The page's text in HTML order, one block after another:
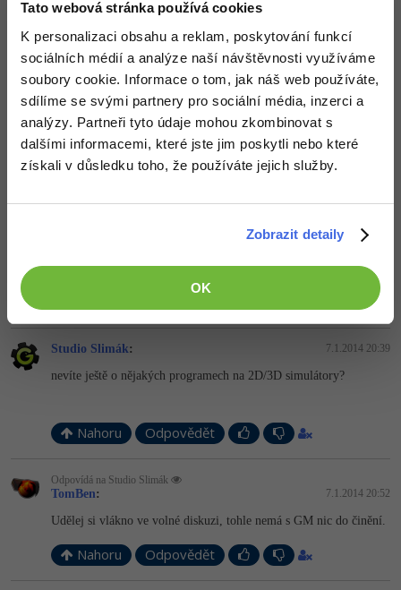
Tato webová stránka používá cookies
K personalizaci obsahu a reklam, poskytování funkcí
sociálních médií a analýze naší návštěvnosti využíváme
soubory cookie. Informace o tom, jak náš web používáte,
sdílíme se svými partnery pro sociální média, inzerci a
analýzy. Partneři tyto údaje mohou zkombinovat s
dalšími informacemi, které jste jim poskytli nebo které
získali v důsledku toho, že používáte jejich služby.
Zobrazit detaily
OK
Windows
Linux
Sítě
Kybernetická bezpečnost
Elektronický podpis
Fórum
Nahoru Odpovědět
Odpovídá na Studio Slimák
Alesseon
Tak hodně štěstí, a případně dej vědět jak to vypadá, rád se
podívám na výtvor.
Nahoru Odpovědět
Editováno
Studio Slimák: 7.1.2014 20:39
nevíte ještě o nějakých programech na 2D/3D simulátory?
Nahoru Odpovědět
Odpovídá na Studio Slimák
TomBen: 7.1.2014 20:52
Udělej si vlákno ve volné diskuzi, tohle nemá s GM nic do činění.
Nahoru Odpovědět